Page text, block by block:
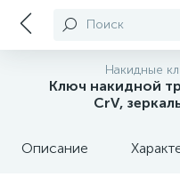
Поиск
Накидные
Ключ накидной
CrV,
Описание